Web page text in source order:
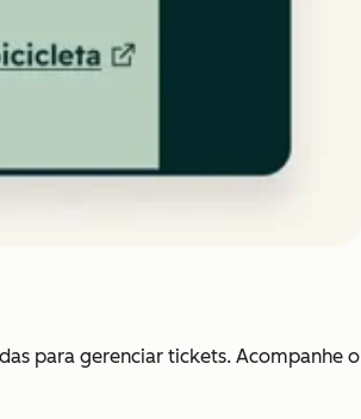
para gerenciar tickets. Acompanhe o